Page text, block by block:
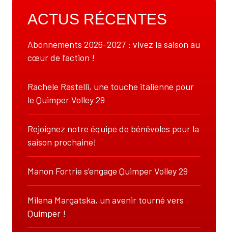
ACTUS RÉCENTES
Abonnements 2026-2027 : vivez la saison au
cœur de l’action !
Rachele Rastelli, une touche italienne pour
le Quimper Volley 29
Rejoignez notre équipe de bénévoles pour la
saison prochaine!
Manon Fortrie s’engage Quimper Volley 29
Milena Margatska, un avenir tourné vers
Quimper !